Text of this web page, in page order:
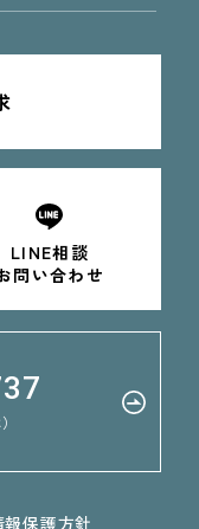
LINE相談
問い合わせ
保護方針